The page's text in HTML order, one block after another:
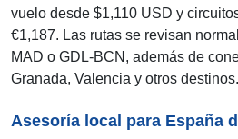
vuelo desde $1,110 USD y
€1,187. Las rutas se revisan
MAD o GDL-BCN, además de
Granada, Valencia y otros destinos.
Asesoría local para España